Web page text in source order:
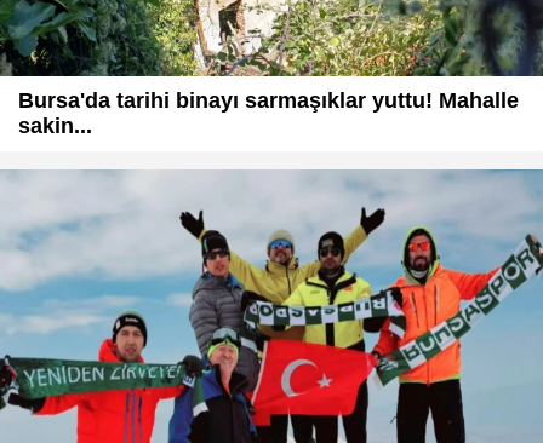
Bursa'da tarihi binayı sarmaşıklar yuttu! Mahalle
sakin...